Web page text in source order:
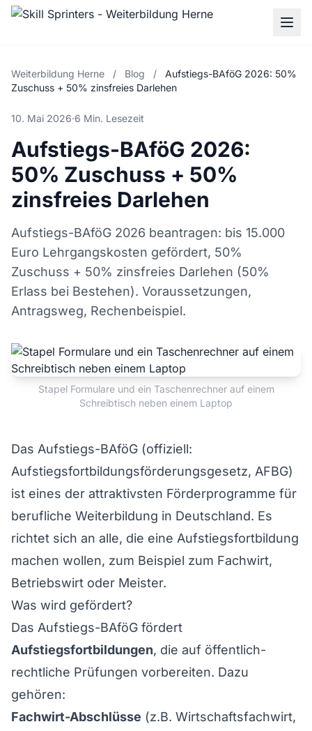
Weiterbildung Herne / Blog /
Aufstiegs-BAföG 2026: 50%
Zuschuss + 50% zinsfreies Darlehen
10. Mai 2026·6 Min. Lesezeit
Aufstiegs-BAföG 2026:
50% Zuschuss + 50%
zinsfreies Darlehen
Aufstiegs-BAföG 2026 beantragen: bis 15.000
Euro Lehrgangskosten gefördert, 50%
Zuschuss + 50% zinsfreies Darlehen (50%
Erlass bei Bestehen). Voraussetzungen,
Antragsweg, Rechenbeispiel.
Stapel Formulare und ein Taschenrechner auf einem
Schreibtisch neben einem Laptop
Das Aufstiegs-BAföG (offiziell:
Aufstiegsfortbildungsförderungsgesetz, AFBG)
ist eines der attraktivsten Förderprogramme für
berufliche Weiterbildung in Deutschland. Es
richtet sich an alle, die eine Aufstiegsfortbildung
machen wollen, zum Beispiel zum Fachwirt,
Betriebswirt oder Meister.
Was wird gefördert?
Das Aufstiegs-BAföG fördert
Aufstiegsfortbildungen, die auf öffentlich-
rechtliche Prüfungen vorbereiten. Dazu
gehören:
Fachwirt-Abschlüsse (z.B. Wirtschaftsfachwirt,